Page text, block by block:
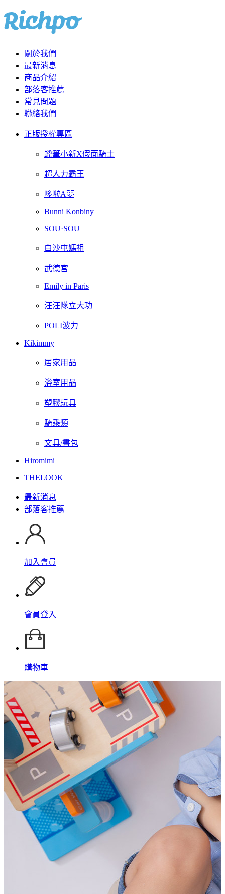
關於我們
最新消息
商品介紹
部落客推薦
常見問題
聯絡我們
正版授權專區
蠟筆小新X假面騎士
超人力霸王
哆啦A夢
Bunni Konbiny
SOU·SOU
白沙屯媽祖
武德宮
Emily in Paris
汪汪隊立大功
POLI波力
Kikimmy
居家用品
浴室用品
塑膠玩具
騎乘類
文具/書包
Hiromimi
THELOOK
最新消息
部落客推薦
加入會員
會員登入
購物車